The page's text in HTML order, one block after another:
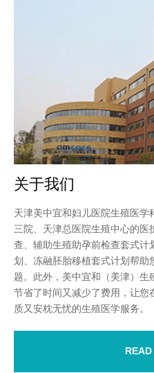
关于我们
天津美中宜和妇儿医院生殖医
三院、天津总医院生殖中心的医
查、辅助生殖助孕前检查套式
划、冻融胚胎移植套式计划帮助
题。此外，美中宜和（美津）
节省了时间又减少了费用，让您
质又安枕无忧的生殖医学服务。